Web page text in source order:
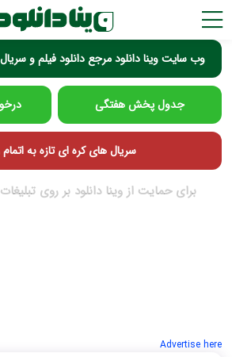
وب سایت وینا دانلود مرجع دانلود فیلم و
جدول پخش هفتگی
سریال های کره ای تازه به
برای حمایت از وینا دانلود بر روی
Advertise here